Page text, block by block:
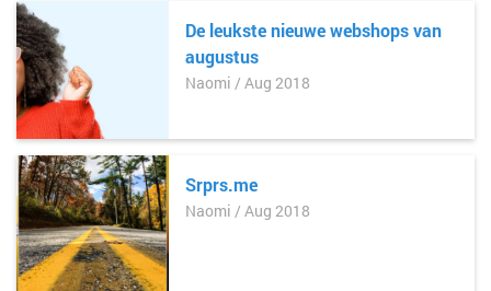
De leukste nieuwe webshops van
augustus
Naomi / Aug 2018
Srprs.me
Naomi / Aug 2018